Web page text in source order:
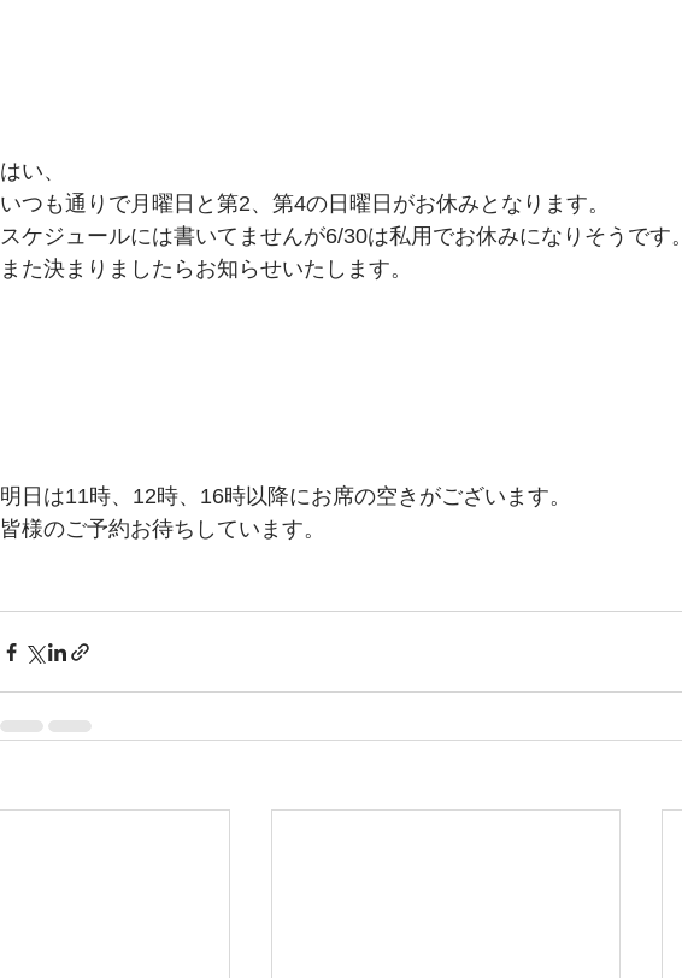
はい、
いつも通りで月曜日と第2、第4の日曜日がお休みとなります。
スケジュールには書いてませんが6/30は私用でお休みになりそうです。
また決まりましたらお知らせいたします。
明日は11時、12時、16時以降にお席の空きがございます。
皆様のご予約お待ちしています。